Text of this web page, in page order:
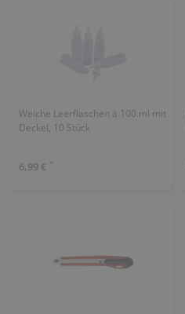
Weiche Leerflaschen à 100 ml mit
Deckel, 10 Stück
6,99 € *